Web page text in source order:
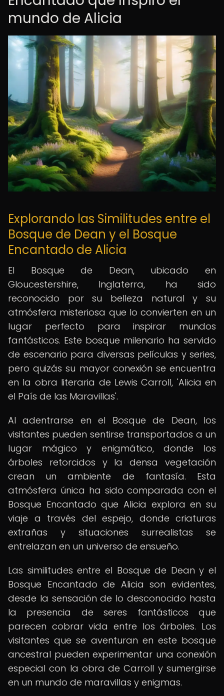
mundo de Alicia
Explorando las Similitudes entre el
Bosque de Dean y el Bosque
Encantado de Alicia
El Bosque de Dean, ubicado en
Gloucestershire, Inglaterra, ha sido
reconocido por su belleza natural y su
atmósfera misteriosa que lo convierten en un
lugar perfecto para inspirar mundos
fantásticos. Este bosque milenario ha servido
de escenario para diversas películas y series,
pero quizás su mayor conexión se encuentra
en la obra literaria de Lewis Carroll, 'Alicia en
el País de las Maravillas'.
Al adentrarse en el Bosque de Dean, los
visitantes pueden sentirse transportados a un
lugar mágico y enigmático, donde los
árboles retorcidos y la densa vegetación
crean un ambiente de fantasía. Esta
atmósfera única ha sido comparada con el
Bosque Encantado que Alicia explora en su
viaje a través del espejo, donde criaturas
extrañas y situaciones surrealistas se
entrelazan en un universo de ensueño.
Las similitudes entre el Bosque de Dean y el
Bosque Encantado de Alicia son evidentes,
desde la sensación de lo desconocido hasta
la presencia de seres fantásticos que
parecen cobrar vida entre los árboles. Los
visitantes que se aventuran en este bosque
ancestral pueden experimentar una conexión
especial con la obra de Carroll y sumergirse
en un mundo de maravillas y enigmas.